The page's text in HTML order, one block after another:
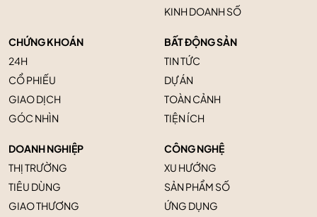
KINH DOANH SỐ
CHỨNG KHOÁN
24H
CỔ PHIẾU
GIAO DỊCH
GÓC NHÌN
BẤT ĐỘNG SẢN
TIN TỨC
DỰ ÁN
TOÀN CẢNH
TIỆN ÍCH
DOANH NGHIỆP
THỊ TRƯỜNG
TIÊU DÙNG
GIAO THƯƠNG
CÔNG NGHỆ
XU HƯỚNG
SẢN PHẨM SỐ
ỨNG DỤNG